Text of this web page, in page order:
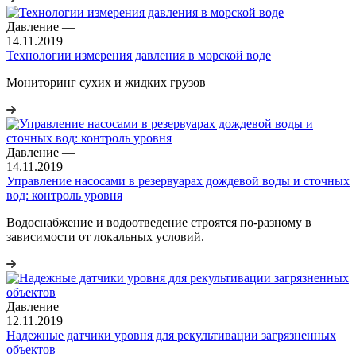
Давление —
14.11.2019
Технологии измерения давления в морской воде
Мониторинг сухих и жидких грузов
Давление —
14.11.2019
Управление насосами в резервуарах дождевой воды и сточных
вод: контроль уровня
Водоснабжение и водоотведение строятся по-разному в
зависимости от локальных условий.
Давление —
12.11.2019
Надежные датчики уровня для рекультивации загрязненных
объектов